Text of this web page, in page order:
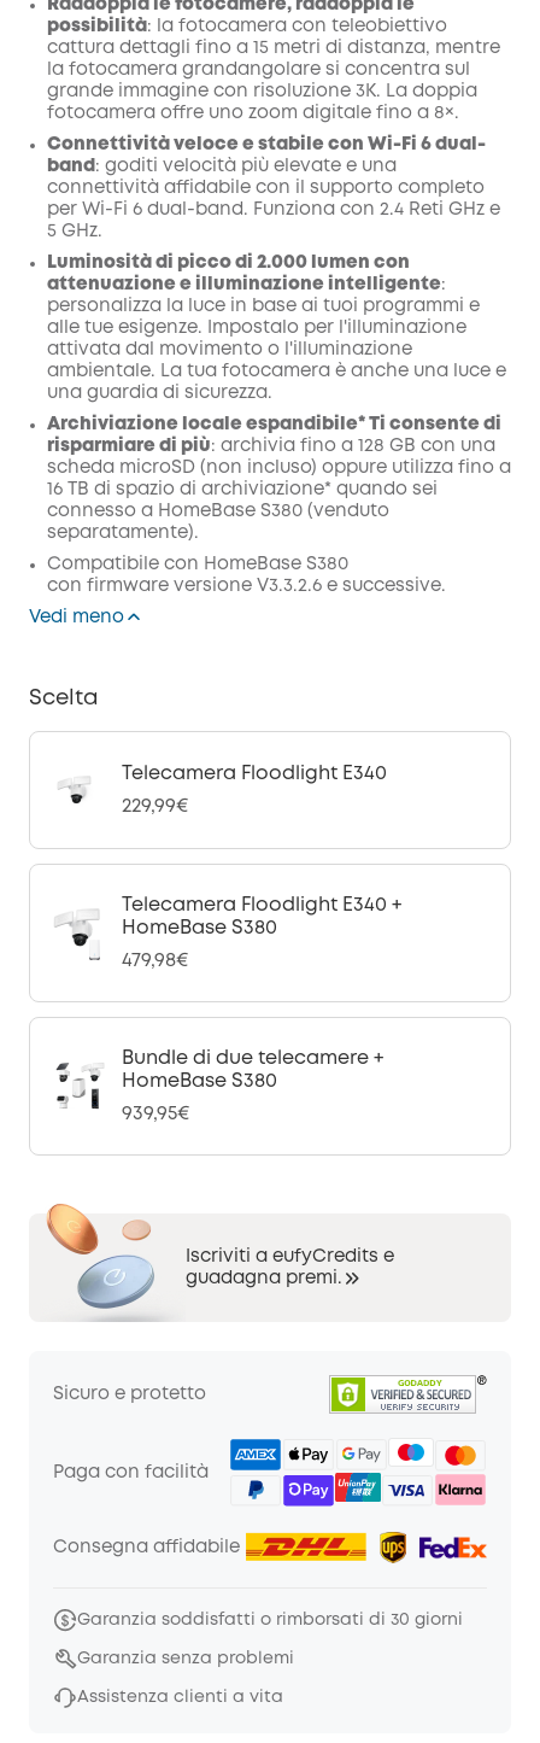
Raddoppia le fotocamere, raddoppia le
possibilità : la fotocamera con teleobiettivo
cattura dettagli fino a 15 metri di distanza, mentre
la fotocamera grandangolare si concentra sul
grande immagine con risoluzione 3K. La doppia
fotocamera offre uno zoom digitale fino a 8×.
Connettività veloce e stabile con Wi-Fi 6 dual-
band : goditi velocità più elevate e una
connettività affidabile con il supporto completo
per Wi-Fi 6 dual-band. Funziona con 2.4 Reti GHz e
5 GHz.
Luminosità di picco di 2.000 lumen con
attenuazione e illuminazione intelligente:
personalizza la luce in base ai tuoi programmi e
alle tue esigenze. Impostalo per l'illuminazione
attivata dal movimento o l'illuminazione
ambientale. La tua fotocamera è anche una luce e
una guardia di sicurezza.
Archiviazione locale espandibile* Ti consente di
risparmiare di più: archivia fino a 128 GB con una
scheda microSD (non incluso) oppure utilizza fino a
16 TB di spazio di archiviazione* quando sei
connesso a HomeBase S380 (venduto
separatamente).
Compatibile con HomeBase S380
con firmware versione V3.3.2.6 e successive.
Vedi meno
Scelta
Telecamera Floodlight E340
229,99€
Telecamera Floodlight E340 +
HomeBase S380
479,98€
Bundle di due telecamere +
HomeBase S380
939,95€
Iscriviti a eufyCredits e
guadagna premi.
Sicuro e protetto
Paga con facilità
Consegna affidabile
Garanzia soddisfatti o rimborsati di 30 giorni
Garanzia senza problemi
Assistenza clienti a vita